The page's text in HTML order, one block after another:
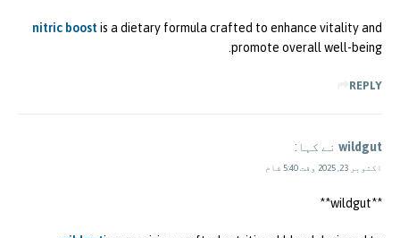
nitric boostis a dietary formula crafted to enhance vitality and
promote overall well-being.
REPLY
wildgut نے کہا:
اکتوبر 23, 2025 وقت 5:40 شام
**wildgut**